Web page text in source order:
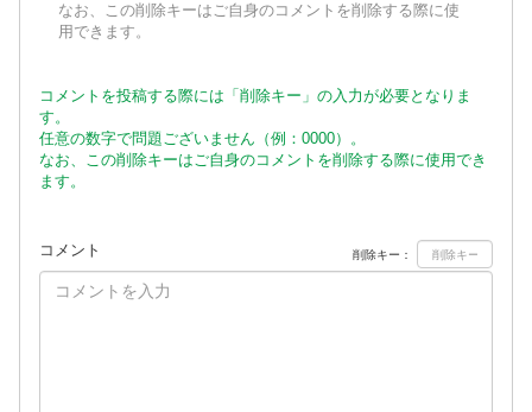
なお、この削除キーはご自身のコメントを削除する際に使
用できます。
コメントを投稿する際には「削除キー」の入力が必要となりま
す。
任意の数字で問題ございません（例：0000）。
なお、この削除キーはご自身のコメントを削除する際に使用でき
ます。
コメント 削除キー：